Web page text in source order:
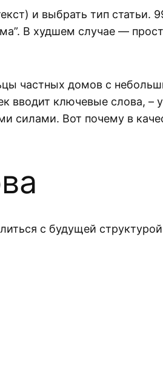
и выбрать тип статьи.
В худшем случае —
частных домов с
вводит ключевые слова, –
силами. Вот почему в
с будущей структурой